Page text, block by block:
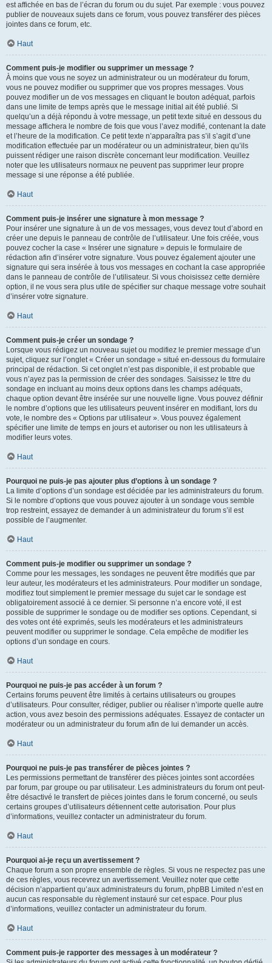
est affichée en bas de l’écran du forum ou du sujet. Par exemple : vous pouvez
publier de nouveaux sujets dans ce forum, vous pouvez transférer des pièces
jointes dans ce forum, etc.
Haut
Comment puis-je modifier ou supprimer un message ?
À moins que vous ne soyez un administrateur ou un modérateur du forum,
vous ne pouvez modifier ou supprimer que vos propres messages. Vous
pouvez modifier un de vos messages en cliquant le bouton adéquat, parfois
dans une limite de temps après que le message initial ait été publié. Si
quelqu’un a déjà répondu à votre message, un petit texte situé en dessous du
message affichera le nombre de fois que vous l’avez modifié, contenant la date
et l’heure de la modification. Ce petit texte n’apparaîtra pas s’il s’agit d’une
modification effectuée par un modérateur ou un administrateur, bien qu’ils
puissent rédiger une raison discrète concernant leur modification. Veuillez
noter que les utilisateurs normaux ne peuvent pas supprimer leur propre
message si une réponse a été publiée.
Haut
Comment puis-je insérer une signature à mon message ?
Pour insérer une signature à un de vos messages, vous devez tout d’abord en
créer une depuis le panneau de contrôle de l’utilisateur. Une fois créée, vous
pouvez cocher la case « Insérer une signature » depuis le formulaire de
rédaction afin d’insérer votre signature. Vous pouvez également ajouter une
signature qui sera insérée à tous vos messages en cochant la case appropriée
dans le panneau de contrôle de l’utilisateur. Si vous choisissez cette dernière
option, il ne vous sera plus utile de spécifier sur chaque message votre souhait
d’insérer votre signature.
Haut
Comment puis-je créer un sondage ?
Lorsque vous rédigez un nouveau sujet ou modifiez le premier message d’un
sujet, cliquez sur l’onglet « Créer un sondage » situé en-dessous du formulaire
principal de rédaction. Si cet onglet n’est pas disponible, il est probable que
vous n’ayez pas la permission de créer des sondages. Saisissez le titre du
sondage en incluant au moins deux options dans les champs adéquats,
chaque option devant être insérée sur une nouvelle ligne. Vous pouvez définir
le nombre d’options que les utilisateurs peuvent insérer en modifiant, lors du
vote, le nombre des « Options par utilisateur ». Vous pouvez également
spécifier une limite de temps en jours et autoriser ou non les utilisateurs à
modifier leurs votes.
Haut
Pourquoi ne puis-je pas ajouter plus d’options à un sondage ?
La limite d’options d’un sondage est décidée par les administrateurs du forum.
Si le nombre d’options que vous pouvez ajouter à un sondage vous semble
trop restreint, essayez de demander à un administrateur du forum s’il est
possible de l’augmenter.
Haut
Comment puis-je modifier ou supprimer un sondage ?
Comme pour les messages, les sondages ne peuvent être modifiés que par
leur auteur, les modérateurs et les administrateurs. Pour modifier un sondage,
modifiez tout simplement le premier message du sujet car le sondage est
obligatoirement associé à ce dernier. Si personne n’a encore voté, il est
possible de supprimer le sondage ou de modifier ses options. Cependant, si
des votes ont été exprimés, seuls les modérateurs et les administrateurs
peuvent modifier ou supprimer le sondage. Cela empêche de modifier les
options d’un sondage en cours.
Haut
Pourquoi ne puis-je pas accéder à un forum ?
Certains forums peuvent être limités à certains utilisateurs ou groupes
d’utilisateurs. Pour consulter, rédiger, publier ou réaliser n’importe quelle autre
action, vous avez besoin des permissions adéquates. Essayez de contacter un
modérateur ou un administrateur du forum afin de lui demander un accès.
Haut
Pourquoi ne puis-je pas transférer de pièces jointes ?
Les permissions permettant de transférer des pièces jointes sont accordées
par forum, par groupe ou par utilisateur. Les administrateurs du forum ont peut-
être désactivé le transfert de pièces jointes dans le forum concerné, ou seuls
certains groupes d’utilisateurs détiennent cette autorisation. Pour plus
d’informations, veuillez contacter un administrateur du forum.
Haut
Pourquoi ai-je reçu un avertissement ?
Chaque forum a son propre ensemble de règles. Si vous ne respectez pas une
de ces règles, vous recevrez un avertissement. Veuillez noter que cette
décision n’appartient qu’aux administrateurs du forum, phpBB Limited n’est en
aucun cas responsable du règlement instauré sur cet espace. Pour plus
d’informations, veuillez contacter un administrateur du forum.
Haut
Comment puis-je rapporter des messages à un modérateur ?